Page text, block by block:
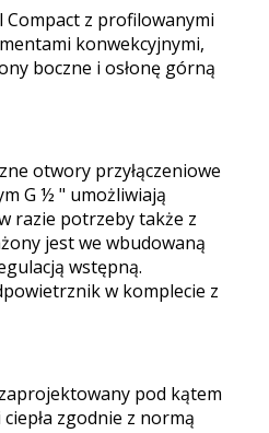
Compact z profilowanymi
konwekcyjnymi,
boczne i osłonę górną
otwory przyłączeniowe
G ½ " umożliwiają
razie potrzeby także z
jest we wbudowaną
wstępną.
w komplecie z
pod kątem
zgodnie z normą